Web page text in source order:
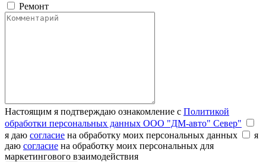
Ремонт
Настоящим я подтверждаю ознакомление с Политикой
обработки персональных данных ООО "ДМ-авто" Север"
я даю согласие на обработку моих персональных данных
я
даю согласие на обработку моих персональных для
маркетингового взаимодействия